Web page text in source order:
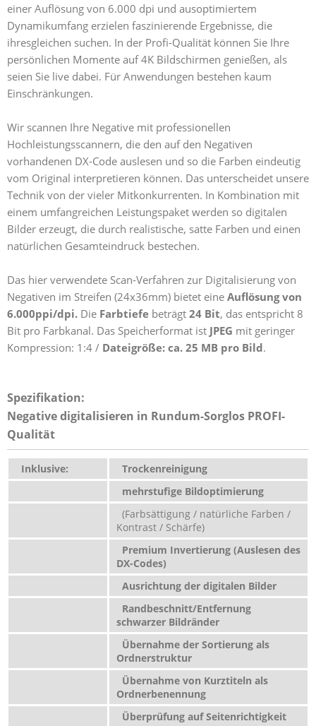
einer Auflösung von 6.000 dpi und ausoptimiertem
Dynamikumfang erzielen faszinierende Ergebnisse, die
ihresgleichen suchen. In der Profi-Qualität können Sie Ihre
persönlichen Momente auf 4K Bildschirmen genießen, als
seien Sie live dabei. Für Anwendungen bestehen kaum
Einschränkungen.
Wir scannen Ihre Negative mit professionellen
Hochleistungsscannern, die den auf den Negativen
vorhandenen DX-Code auslesen und so die Farben eindeutig
vom Original interpretieren können. Das unterscheidet unsere
Technik von der vieler Mitkonkurrenten. In Kombination mit
einem umfangreichen Leistungspaket werden so digitalen
Bilder erzeugt, die durch realistische, satte Farben und einen
natürlichen Gesamteindruck bestechen.
Das hier verwendete Scan-Verfahren zur Digitalisierung von
Negativen im Streifen (24x36mm) bietet eine Auflösung von
6.000ppi/dpi. Die Farbtiefe beträgt 24 Bit, das entspricht 8
Bit pro Farbkanal. Das Speicherformat ist JPEG mit geringer
Kompression: 1:4 / Dateigröße: ca. 25 MB pro Bild.
Spezifikation:
Negative digitalisieren in Rundum-Sorglos PROFI-
Qualität
Inklusive:
Trockenreinigung
mehrstufige Bildoptimierung
(Farbsättigung / natürliche Farben /
Kontrast / Schärfe)
Premium Invertierung (Auslesen des
DX-Codes)
Ausrichtung der digitalen Bilder
Randbeschnitt/Entfernung
schwarzer Bildränder
Übernahme der Sortierung als
Ordnerstruktur
Übernahme von Kurztiteln als
Ordnerbenennung
Überprüfung auf Seitenrichtigkeit